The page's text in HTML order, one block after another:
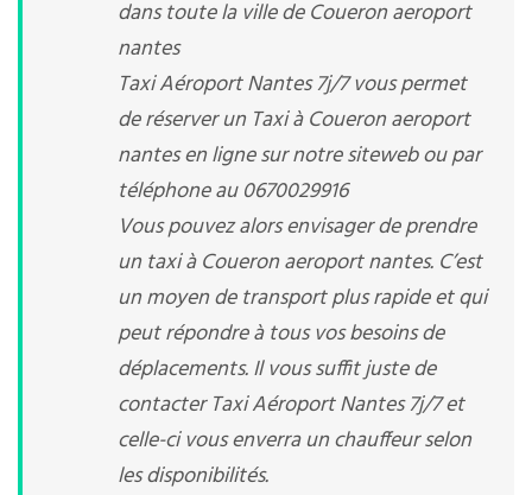
dans toute la ville de Coueron aeroport
nantes
Taxi Aéroport Nantes 7j/7 vous permet
de réserver un Taxi à Coueron aeroport
nantes en ligne sur notre siteweb ou par
téléphone au 0670029916
Vous pouvez alors envisager de prendre
un taxi à Coueron aeroport nantes. C’est
un moyen de transport plus rapide et qui
peut répondre à tous vos besoins de
déplacements. Il vous suffit juste de
contacter Taxi Aéroport Nantes 7j/7 et
celle-ci vous enverra un chauffeur selon
les disponibilités.